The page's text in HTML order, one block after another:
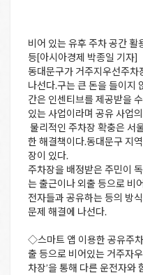
비어 있는 유후 주차 공간
등[아시아경제 박종일 기자]
동대문구가 거주지우선주차
나선다.구는 큰 돈을 들이지
간은 인센티브를 제공받을
있는 사업이라며 공유 사업
물리적인 주차장 확충은 서
한 해결책이다.동대문구 지
장이 있다.
주차장을 배정받은 주민이
는 출근이나 외출 등으로 비
전자들과 공유하는 등의 방
문제 해결에 나선다.
◇스마트 앱 이용한 공유주
출 등으로 비어있는 거주자
차장’을 통해 다른 운전자와